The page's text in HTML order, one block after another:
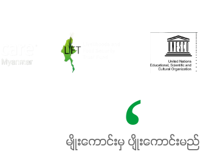
လုပ်ငန်း ဖွံ့ဖြိုးတိုးတက်ရေး
မျိုးကောင်းမှ ပျိုးကောင်းမည်